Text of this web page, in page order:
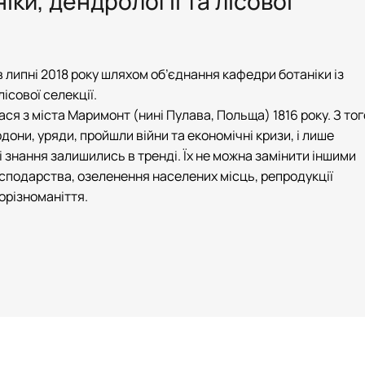
2018 року шляхом об’єднання кафедри ботаніки із
селекції.
з міста Маримонт (нині Пулава, Польща) 1816 року. З
уряди, пройшли війни та економічні кризи, і лише
знання залишились в тренді. Їх не можна замінити іншими
озеленення населених місць, репродукції